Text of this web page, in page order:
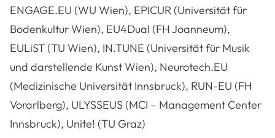
ENGAGE.EU (WU Wien), EPICUR (Universität für
Bodenkultur Wien), EU4Dual (FH Joanneum),
EULiST (TU Wien), IN.TUNE (Universität für Musik
und darstellende Kunst Wien), Neurotech.EU
(Medizinische Universität Innsbruck), RUN-EU (FH
Vorarlberg), ULYSSEUS (MCI – Management Center
Innsbruck), Unite! (TU Graz)